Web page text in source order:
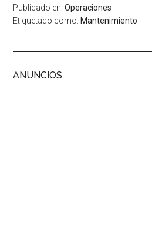
Publicado en:Operaciones
Etiquetado como: Mantenimiento
ANUNCIOS